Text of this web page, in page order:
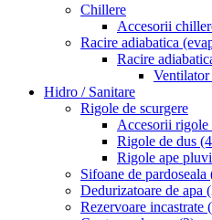
Chillere
Accesorii
Racire adiabatica
Racire
Ventilator
Hidro / Sanitare
Rigole de scurgere
Accesorii rigole
Rigole de dus
Rigole ape
Sifoane de pardoseala
Dedurizatoare de apa
Rezervoare incastrate